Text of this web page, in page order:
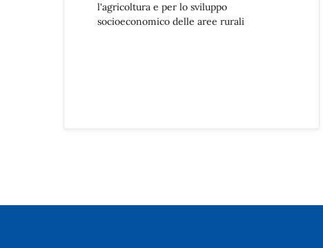
l'agricoltura e per lo sviluppo
socioeconomico delle aree rurali